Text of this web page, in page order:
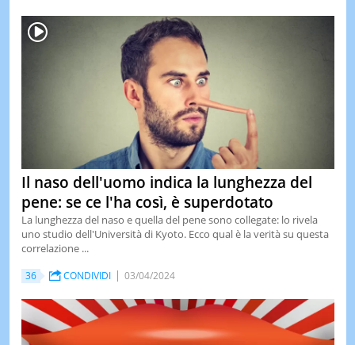
Il naso dell'uomo indica la lunghezza del
pene: se ce l'ha così, è superdotato
La lunghezza del naso e quella del pene sono collegate: lo rivela
uno studio dell'Università di Kyoto. Ecco qual è la verità su questa
correlazione ...
36 CONDIVIDI 03/04/2024